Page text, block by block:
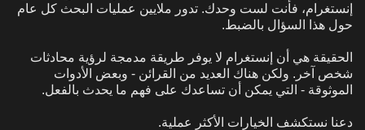
إنستغرام، فأنت لست وحدك. تدور ملايين عمليات البحث كل عام
حول هذا السؤال بالضبط.
الحقيقة هي أن إنستغرام لا يوفر طريقة مدمجة لرؤية محادثات
شخص آخر. ولكن هناك العديد من القرائن - وبعض الأدوات
الموثوقة - التي يمكن أن تساعدك على فهم ما يحدث بالفعل.
دعنا نستكشف الخيارات الأكثر عملية.